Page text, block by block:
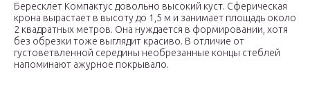
Бересклет Компактус довольно высокий куст. Сферическая
крона вырастает в высоту до 1,5 м и занимает площадь около
2 квадратных метров. Она нуждается в формировании, хотя
без обрезки тоже выглядит красиво. В отличие от
густоветвленной середины необрезанные концы стеблей
напоминают ажурное покрывало.